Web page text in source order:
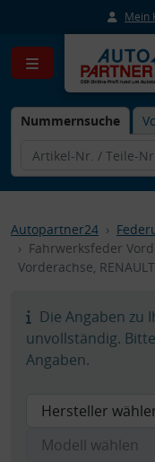
Mein
Nummernsuche
Autopartner24
Fahrwerksfeder
Vorderachse, RENAULT
Die Angaben zu
unvollständig.
Angaben.